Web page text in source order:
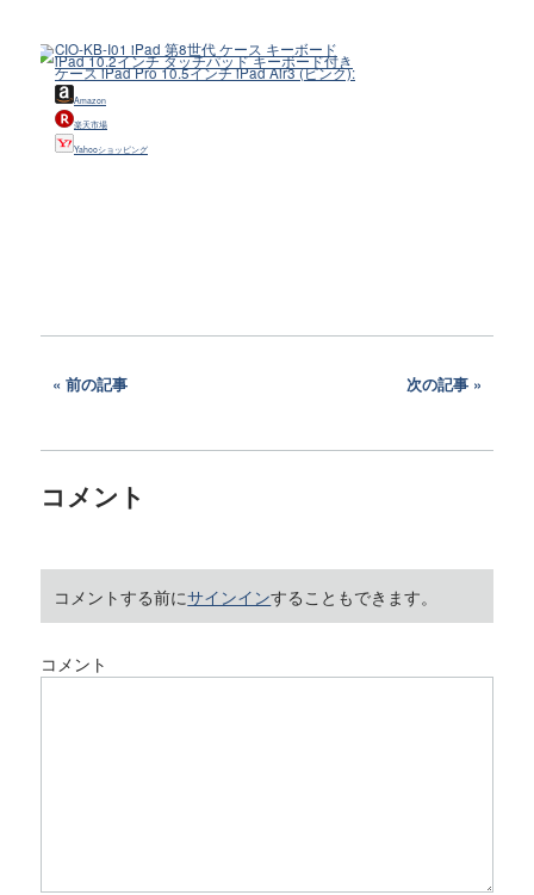
CIO-KB-I01 iPad 第8世代 ケース キーボード
iPad 10.2インチ タッチパッド キーボード付き
ケース iPad Pro 10.5インチ iPad Air3 (ピンク):
Amazon
楽天市場
Yahooショッピング
前の記事 次の記事
コメント
コメントする前にサインインすることもできます。
コメント